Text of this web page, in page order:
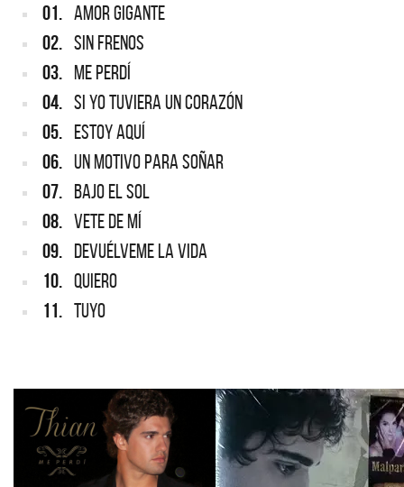
01. AMOR GIGANTE
02. SIN FRENOS
03. ME PERDÍ
04. SI YO TUVIERA UN CORAZÓN
05. ESTOY AQUÍ
06. UN MOTIVO PARA SOÑAR
07. BAJO EL SOL
08. VETE DE MÍ
09. DEVUÉLVEME LA VIDA
10. QUIERO
11. TUYO